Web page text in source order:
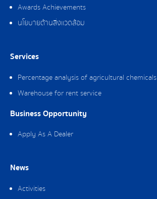
Awards Achievements
นโยบายด้านสิ่งแวดล้อม
Services
Percentage analysis of agricultural chemicals
Warehouse for rent service
Business Opportunity
Apply As A Dealer
News
Activities